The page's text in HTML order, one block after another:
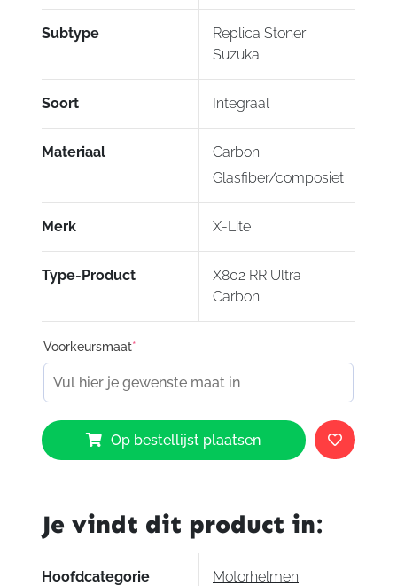
Subtype
Replica Stoner
Suzuka
Soort Integraal
Materiaal
Carbon
Glasfiber/composiet
Merk X-Lite
Type-Product
X802 RR Ultra
Carbon
Voorkeursmaat*
X-
Lite
X802
Carbon
Stoner
Op bestellijst plaatsen
Je vindt dit product in:
Hoofdcategorie Motorhelmen